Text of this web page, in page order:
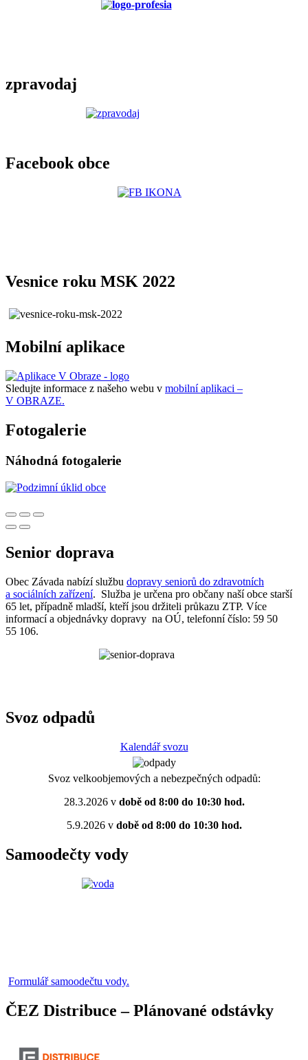
zpravodaj
Facebook obce
Vesnice roku MSK 2022
Mobilní aplikace
Sledujte informace z našeho webu v mobilní aplikaci –
V OBRAZE.
Fotogalerie
Náhodná fotogalerie
Senior doprava
Obec Závada nabízí službu dopravy seniorů do zdravotních
a sociálních zařízení. Služba je určena pro občany naší obce starší
65 let, případně mladší, kteří jsou držiteli průkazu ZTP. Více
informací a objednávky dopravy na OÚ, telefonní číslo: 59 50
55 106.
Svoz odpadů
Kalendář svozu
Svoz velkoobjemových a nebezpečných odpadů:
28.3.2026 vdobě od 8:00 do 10:30 hod.
5.9.2026 vdobě od 8:00 do 10:30 hod.
Samoodečty vody
Formulář samoodečtu vody.
ČEZ Distribuce – Plánované odstávky